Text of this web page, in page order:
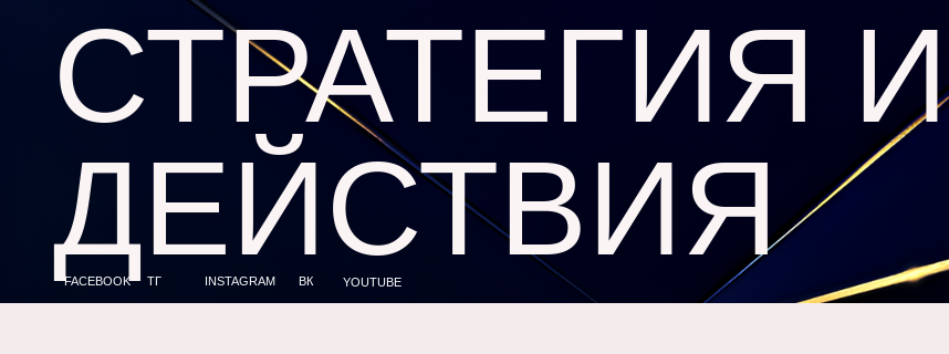
FACEBOOK INSTAGRAM
ТГ ВК YOUTUBE
СТРАТЕГИЯ И
ДЕЙСТВИЯ